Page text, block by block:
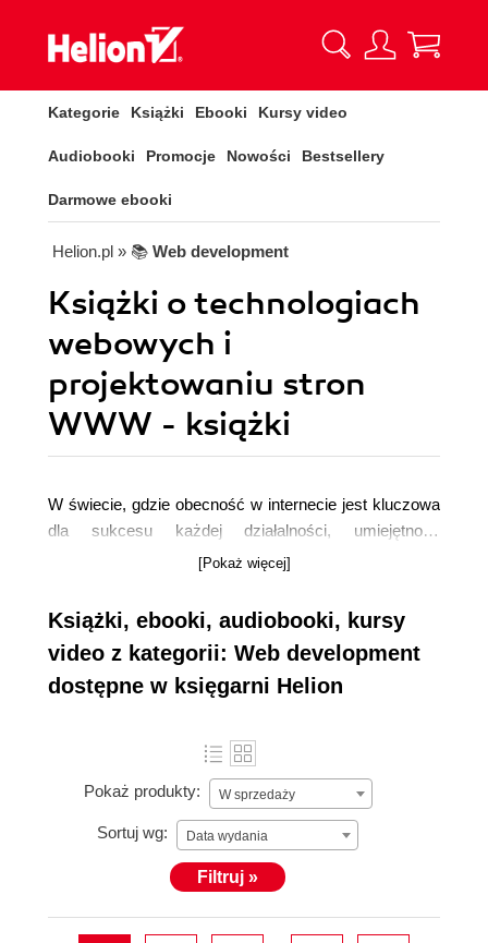
Kategorie Książki Ebooki Kursy video
Audiobooki Promocje Nowości Bestsellery
Darmowe ebooki
Helion.pl » 📚 Web development
Książki o technologiach
webowych i
projektowaniu stron
WWW - książki
W świecie, gdzie obecność w internecie jest kluczowa
dla sukcesu każdej działalności, umiejętność
projektowania stron internetowych staje się niezbędna.
informatycznej, oferuje szeroką gamę
poświęconych tworzeniu stron internetowych i
webmasterstwu.
[Pokaż więcej]
Książki, ebooki, audiobooki, kursy
video z kategorii: Web development
dostępne w księgarni Helion
Pokaż produkty: W sprzedaży
Sortuj wg: Data wydania
Filtruj »